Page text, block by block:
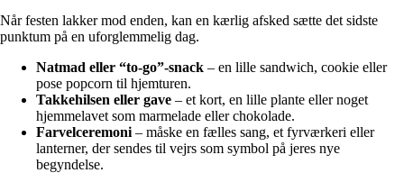
Når festen lakker mod enden, kan en kærlig afsked sætte det sidste
punktum på en uforglemmelig dag.
Natmad eller “to-go”-snack – en lille sandwich, cookie eller
pose popcorn til hjemturen.
Takkehilsen eller gave – et kort, en lille plante eller noget
hjemmelavet som marmelade eller chokolade.
Farvelceremoni – måske en fælles sang, et fyrværkeri eller
lanterner, der sendes til vejrs som symbol på jeres nye
begyndelse.